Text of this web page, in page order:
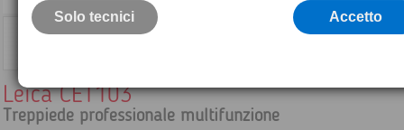
Leica CET103
Treppiede professionale multifunzione
Solo tecnici Accetto